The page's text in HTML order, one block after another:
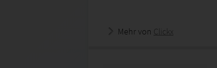
Mehr von Clickx